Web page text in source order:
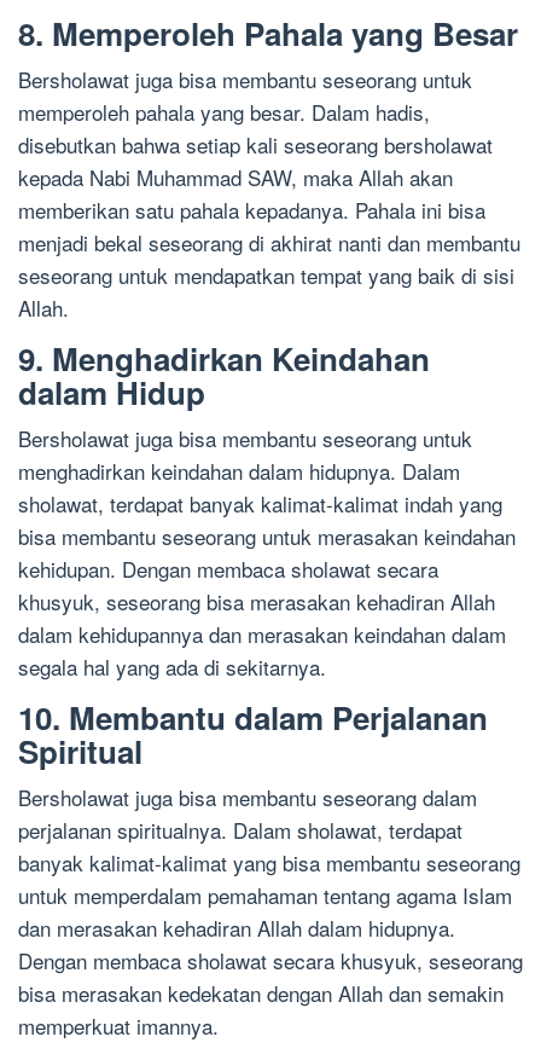
8. Memperoleh Pahala yang Besar
Bersholawat juga bisa membantu seseorang untuk
memperoleh pahala yang besar. Dalam hadis,
disebutkan bahwa setiap kali seseorang bersholawat
kepada Nabi Muhammad SAW, maka Allah akan
memberikan satu pahala kepadanya. Pahala ini bisa
menjadi bekal seseorang di akhirat nanti dan membantu
seseorang untuk mendapatkan tempat yang baik di sisi
Allah.
9. Menghadirkan Keindahan
dalam Hidup
Bersholawat juga bisa membantu seseorang untuk
menghadirkan keindahan dalam hidupnya. Dalam
sholawat, terdapat banyak kalimat-kalimat indah yang
bisa membantu seseorang untuk merasakan keindahan
kehidupan. Dengan membaca sholawat secara
khusyuk, seseorang bisa merasakan kehadiran Allah
dalam kehidupannya dan merasakan keindahan dalam
segala hal yang ada di sekitarnya.
10. Membantu dalam Perjalanan
Spiritual
Bersholawat juga bisa membantu seseorang dalam
perjalanan spiritualnya. Dalam sholawat, terdapat
banyak kalimat-kalimat yang bisa membantu seseorang
untuk memperdalam pemahaman tentang agama Islam
dan merasakan kehadiran Allah dalam hidupnya.
Dengan membaca sholawat secara khusyuk, seseorang
bisa merasakan kedekatan dengan Allah dan semakin
memperkuat imannya.